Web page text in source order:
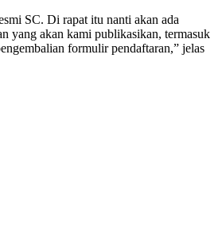
SC. Di rapat itu nanti akan ada
yang akan kami publikasikan, termasuk
formulir pendaftaran,” jelas